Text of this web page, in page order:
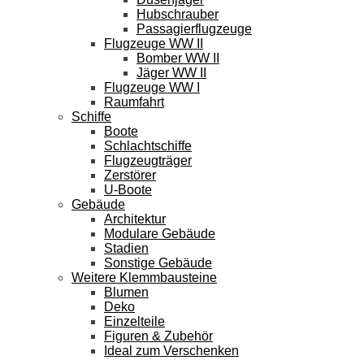
Hubschrauber
Passagierflugzeuge
Flugzeuge WW II
Bomber WW II
Jäger WW II
Flugzeuge WW I
Raumfahrt
Schiffe
Boote
Schlachtschiffe
Flugzeugträger
Zerstörer
U-Boote
Gebäude
Architektur
Modulare Gebäude
Stadien
Sonstige Gebäude
Weitere Klemmbausteine
Blumen
Deko
Einzelteile
Figuren & Zubehör
Ideal zum Verschenken